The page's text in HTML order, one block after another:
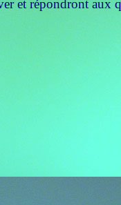
et répondront aux